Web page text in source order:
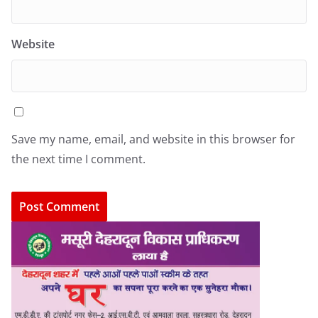
Website
Save my name, email, and website in this browser for
the next time I comment.